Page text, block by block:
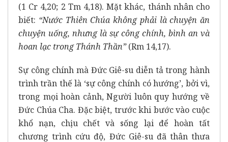
(1 Cr 4,20; 2 Tm 4,18). Mặt khác, thánh nhân cho
biết: “Nước Thiên Chúa không phải là chuyện ăn
chuyện uống, nhưng là sự công chính, bình an và
hoan lạc trong Thánh Thần”(Rm 14,17).
Sự công chính mà Đức Giê-su diễn tả trong hành
trình trần thế là ‘sự công chính có hướng’, bởi vì,
trong mọi hoàn cảnh, Người luôn quy hướng về
Đức Chúa Cha. Đặc biệt, trước khi bước vào cuộc
khổ nạn, chịu chết và sống lại để hoàn tất
chương trình cứu độ, Đức Giê-su đã thân thưa